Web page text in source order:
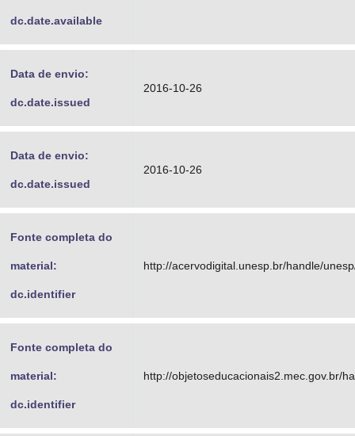
dc.date.available
Data de envio:
dc.date.issued
2016-10-26
Data de envio:
dc.date.issued
2016-10-26
Fonte completa do
material:
dc.identifier
http://acervodigital.unesp.br/handle/
Fonte completa do
material:
dc.identifier
http://objetoseducacionais2.mec.gov.br/